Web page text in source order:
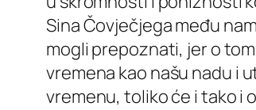
Sina Čovječjega među
mogli prepoznati, jer o
vremena kao našu nadu i
vremenu, toliko će i tako i